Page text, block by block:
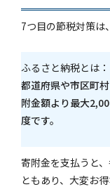
7つ目の節税対策は
ふるさと納税とは：
都道府県や市区町
附金額より最大
度です。
寄附金を支払うと
ともあり、大変お